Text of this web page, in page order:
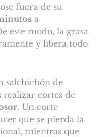
fuera de su
a
este modo, la grasa
y libera todo
salchichón de
realizar cortes de
. Un corte
que se pierda la
mientras que